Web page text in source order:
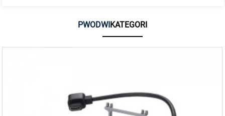
PWODWI KATEGORI